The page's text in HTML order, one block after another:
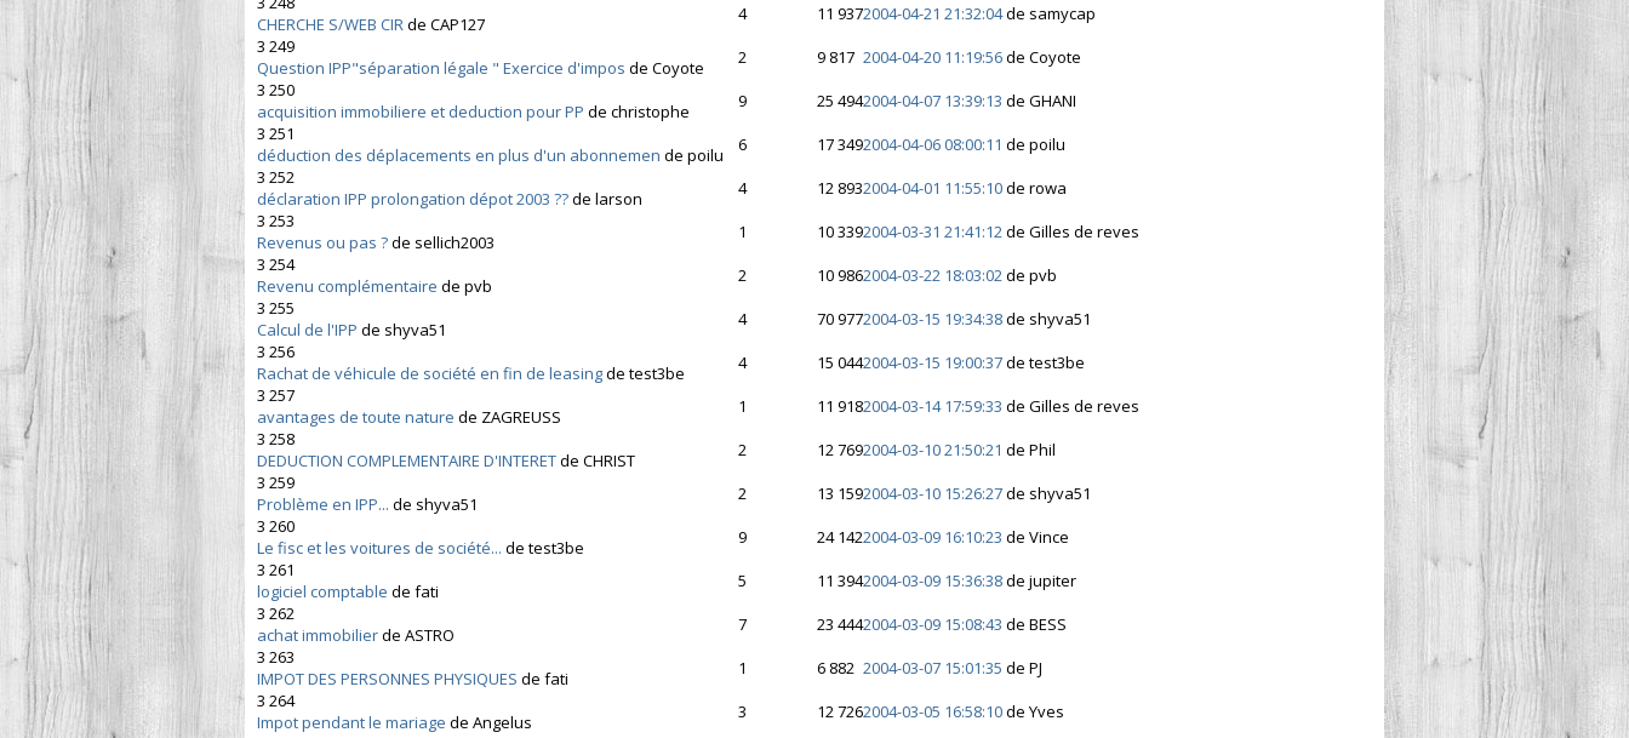
CHERCHE S/WEB CIRde CAP127 4 11 9372004-04-21 21:32:04de samycap
3 249
Question IPP"séparation légale " Exercice d'impos de Coyote 2 9 817 2004-04-20 11:19:56de Coyote
3 250
acquisition immobiliere et deduction pour PP de christophe 9 25 4942004-04-07 13:39:13 de GHANI
3 251
déduction des déplacements en plus d'un abonnemen de poilu 6 17 3492004-04-06 08:00:11 de poilu
3 252
déclaration IPP prolongation dépot 2003 ??de larson 4 12 8932004-04-01 11:55:10de rowa
3 253
Revenus ou pas ?de sellich2003 1 10 3392004-03-31 21:41:12de Gilles de reves
3 254
Revenu complémentaire de pvb 2 10 9862004-03-22 18:03:02de pvb
3 255
Calcul de l'IPP de shyva51 4 70 9772004-03-15 19:34:38de shyva51
3 256
Rachat de véhicule de société en fin de leasingde test3be 4 15 0442004-03-15 19:00:37de test3be
3 257
avantages de toute nature de ZAGREUSS 1 11 9182004-03-14 17:59:33 de Gilles de reves
3 258
DEDUCTION COMPLEMENTAIRE D'INTERETde CHRIST 2 12 7692004-03-10 21:50:21 de Phil
3 259
Problème en IPP... de shyva51 2 13 1592004-03-10 15:26:27de shyva51
3 260
Le fisc et les voitures de société... de test3be 9 24 1422004-03-09 16:10:23 de Vince
3 261
logiciel comptable de fati 5 11 3942004-03-09 15:36:38de jupiter
3 262
achat immobilierde ASTRO 7 23 4442004-03-09 15:08:43 de BESS
3 263
IMPOT DES PERSONNES PHYSIQUES de fati 1 6 882 2004-03-07 15:01:35 de PJ
3 264
Impot pendant le mariage de Angelus 3 12 7262004-03-05 16:58:10de Yves